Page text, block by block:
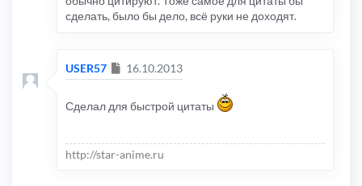
сделать, было бы дело, всё руки не доходят.
USER57 Сообщение
16.10.2013
Сделал для быстрой цитаты
http://star-anime.ru